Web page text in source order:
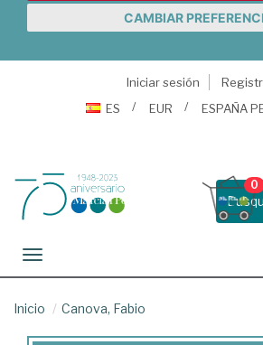
CAMBIAR
Iniciar sesión
ES
EUR ESPAÑA
0
Toggle navigation
Inicio Canova, Fabio